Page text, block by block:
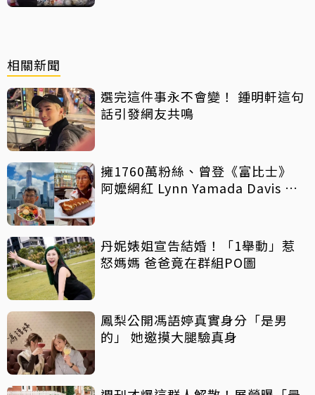
相關新聞
選完這件事永不會變！ 鍾明軒這句
話引發網友共鳴
擁1760萬粉絲、曾登《富比士》
阿嬤網紅 Lynn Yamada Davis 驚
丹妮婊姐宣告結婚！「1舉動」惹
怒媽媽 爸爸竟在群組PO圖
鳳梨公開馮語婷真實身分「是男
的」 她邀摸大腿驗真身